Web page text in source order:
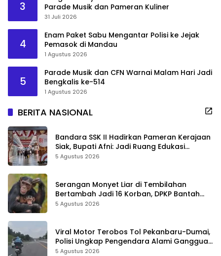
3
Parade Musik dan Pameran Kuliner
31 Juli 2026
4
Enam Paket Sabu Mengantar Polisi ke Jejak
Pemasok di Mandau
1 Agustus 2026
5
Parade Musik dan CFN Warnai Malam Hari Jadi
Bengkalis ke-514
1 Agustus 2026
BERITA NASIONAL
Bandara SSK II Hadirkan Pameran Kerajaan
Siak, Bupati Afni: Jadi Ruang Edukasi
Sejarah Riau
5 Agustus 2026
Serangan Monyet Liar di Tembilahan
Bertambah Jadi 16 Korban, DPKP Bantah
Video Gerombolan Viral
5 Agustus 2026
Viral Motor Terobos Tol Pekanbaru-Dumai,
Polisi Ungkap Pengendara Alami Gangguan
Usai Kecelakaan
5 Agustus 2026